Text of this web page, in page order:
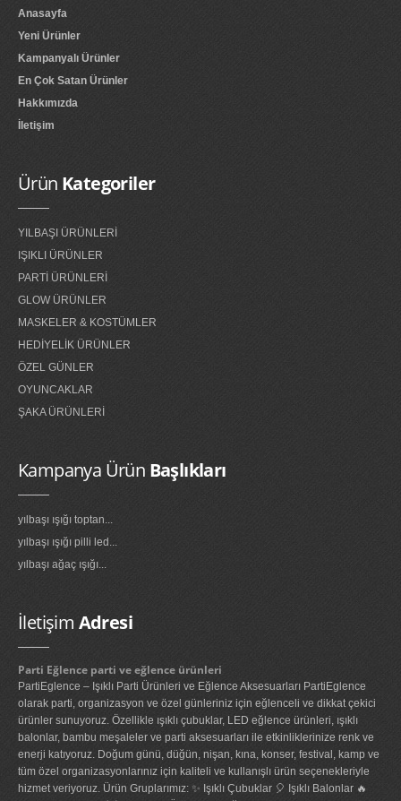
Parti Mumları
Parti Tabakları
pon pon ponpon gösteri ponponu
GLOW ÜRÜNLER
glow bardak
glow bileklik
glow çubuk
Kostümler
Şapkalar
HEDİYELİK ÜRÜNLER
Diğer Hediyelik Ürünler
Hediye Kutuları
Hediye Torbaları
Anasayfa
Yeni Ürünler
Kampanyalı Ürünler
En Çok Satan Ürünler
Hakkımızda
İletişim
Ürün Kategoriler
YILBAŞI ÜRÜNLERİ
IŞIKLI ÜRÜNLER
PARTİ ÜRÜNLERİ
GLOW ÜRÜNLER
MASKELER & KOSTÜMLER
HEDİYELİK ÜRÜNLER
ÖZEL GÜNLER
OYUNCAKLAR
ŞAKA ÜRÜNLERİ
Kampanya Ürün Başlıkları
yılbaşı ışığı toptan...
yılbaşı ışığı pilli led...
yılbaşı ağaç ışığı...
İletişim Adresi
Parti Eğlence parti ve eğlence ürünleri
PartiEglence – Işıklı Parti Ürünleri ve Eğlence Aksesuarları PartiEglence
olarak parti, organizasyon ve özel günleriniz için eğlenceli ve dikkat çekici
ürünler sunuyoruz. Özellikle ışıklı çubuklar, LED eğlence ürünleri, ışıklı
balonlar, bambu meşaleler ve parti aksesuarları ile etkinliklerinize renk ve
enerji katıyoruz. Doğum günü, düğün, nişan, kına, konser, festival, kamp ve
tüm özel organizasyonlarınız için kaliteli ve kullanışlı ürün seçenekleriyle
hizmet veriyoruz. Ürün Gruplarımız: ✨ Işıklı Çubuklar 🎈 Işıklı Balonlar 🔥